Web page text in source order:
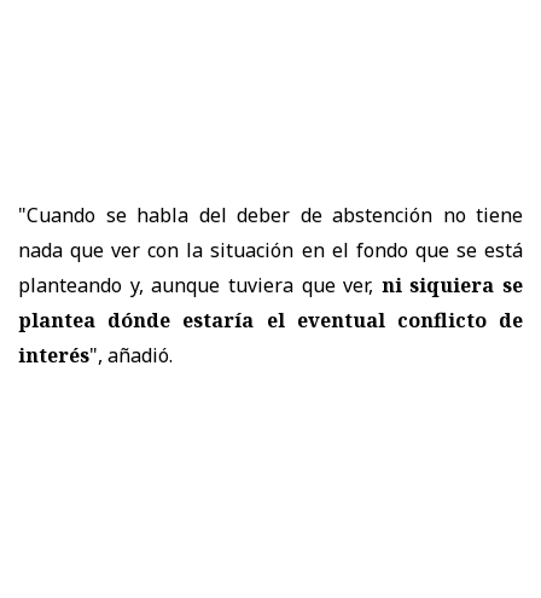
"Cuando se habla del deber de abstención no tiene
nada que ver con la situación en el fondo que se está
planteando y, aunque tuviera que ver, ni siquiera se
plantea dónde estaría el eventual conflicto de
interés", añadió.